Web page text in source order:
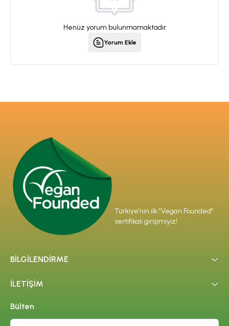
Henüz yorum bulunmamaktadır
Yorum Ekle
Türkiye'nin ilk "Vegan Founded"
sertifikalı girişimiyiz!
BİLGİLENDİRME
İLETİŞİM
Bülten